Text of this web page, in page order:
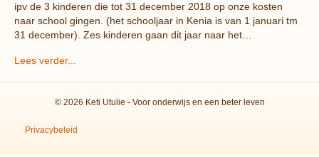
ipv de 3 kinderen die tot 31 december 2018 op onze kosten
naar school gingen. (het schooljaar in Kenia is van 1 januari tm
31 december). Zes kinderen gaan dit jaar naar het…
Lees verder...
© 2026 Keti Utulie - Voor onderwijs en een beter leven
Privacybeleid